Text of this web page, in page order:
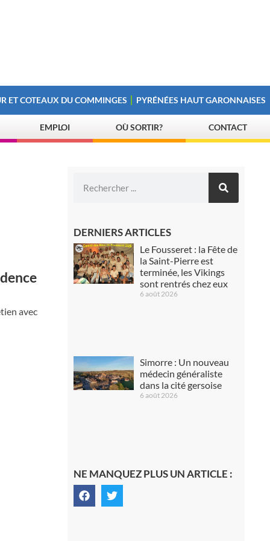
ET COTEAUX DU COMMINGES PYRÉNÉES HAUT GARONNAISES
EMPLOI OÙ SORTIR? CONTACT
avec
DERNIERS ARTICLES
Le Fousseret : la Fête de
la Saint-Pierre est
terminée, les Vikings
sont rentrés chez eux
6 août 2026
Simorre : Un nouveau
médecin généraliste
dans la cité gersoise
6 août 2026
NE MANQUEZ PLUS UN ARTICLE :